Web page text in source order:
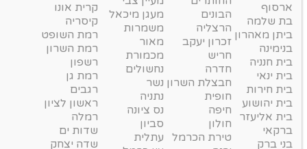
ארסוף
בת שלמה
ביתן מאהרון
בנימינה
בית חנניה
בית ינאי
בית חירות
בית יהושוע
בית אליעזר
ברקאי
בני ברק
הבונים
הרצליה
זכרון יעקב
חריש
חדרה
חבצלת השרון
חופית
חיפה
חולון
טירת הכרמל
מעגן מיכאל
משמרות
מאור
מכמורת
נחשולים
נשר
נתניה
נס ציונה
סביון
עתלית
קרית אונו
קיסריה
רמת השופט
רמת השרון
רשפון
רמת גן
רגבים
ראשון לציון
רמלה
שדות ים
שדה יצחק